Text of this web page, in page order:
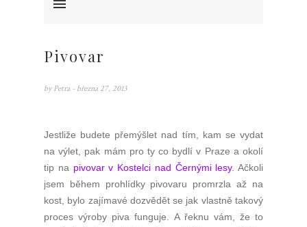
Pivovar
by Petra - března 27, 2013
Jestliže budete přemýšlet nad tím, kam se vydat
na výlet, pak mám pro ty co bydlí v Praze a okolí
tip na pivovar v Kostelci nad Černými lesy. Ačkoli
jsem během prohlídky pivovaru promrzla až na
kost, bylo zajímavé dozvědět se jak vlastně takový
proces výroby piva funguje. A řeknu vám, že to